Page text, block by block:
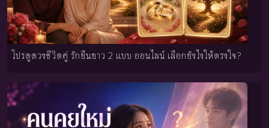
โปรดูดวงชีวิตคู่ รักยืนยาว 2 แบบ ออนไลน์ เลือกยังไงให้ตรงใจ?